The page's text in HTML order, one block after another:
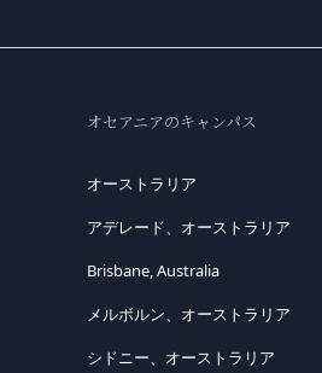
オセアニアのキャンパス
オーストラリア
アデレード、オーストラリア
Brisbane, Australia
メルボルン、オーストラリア
シドニー、オーストラリア